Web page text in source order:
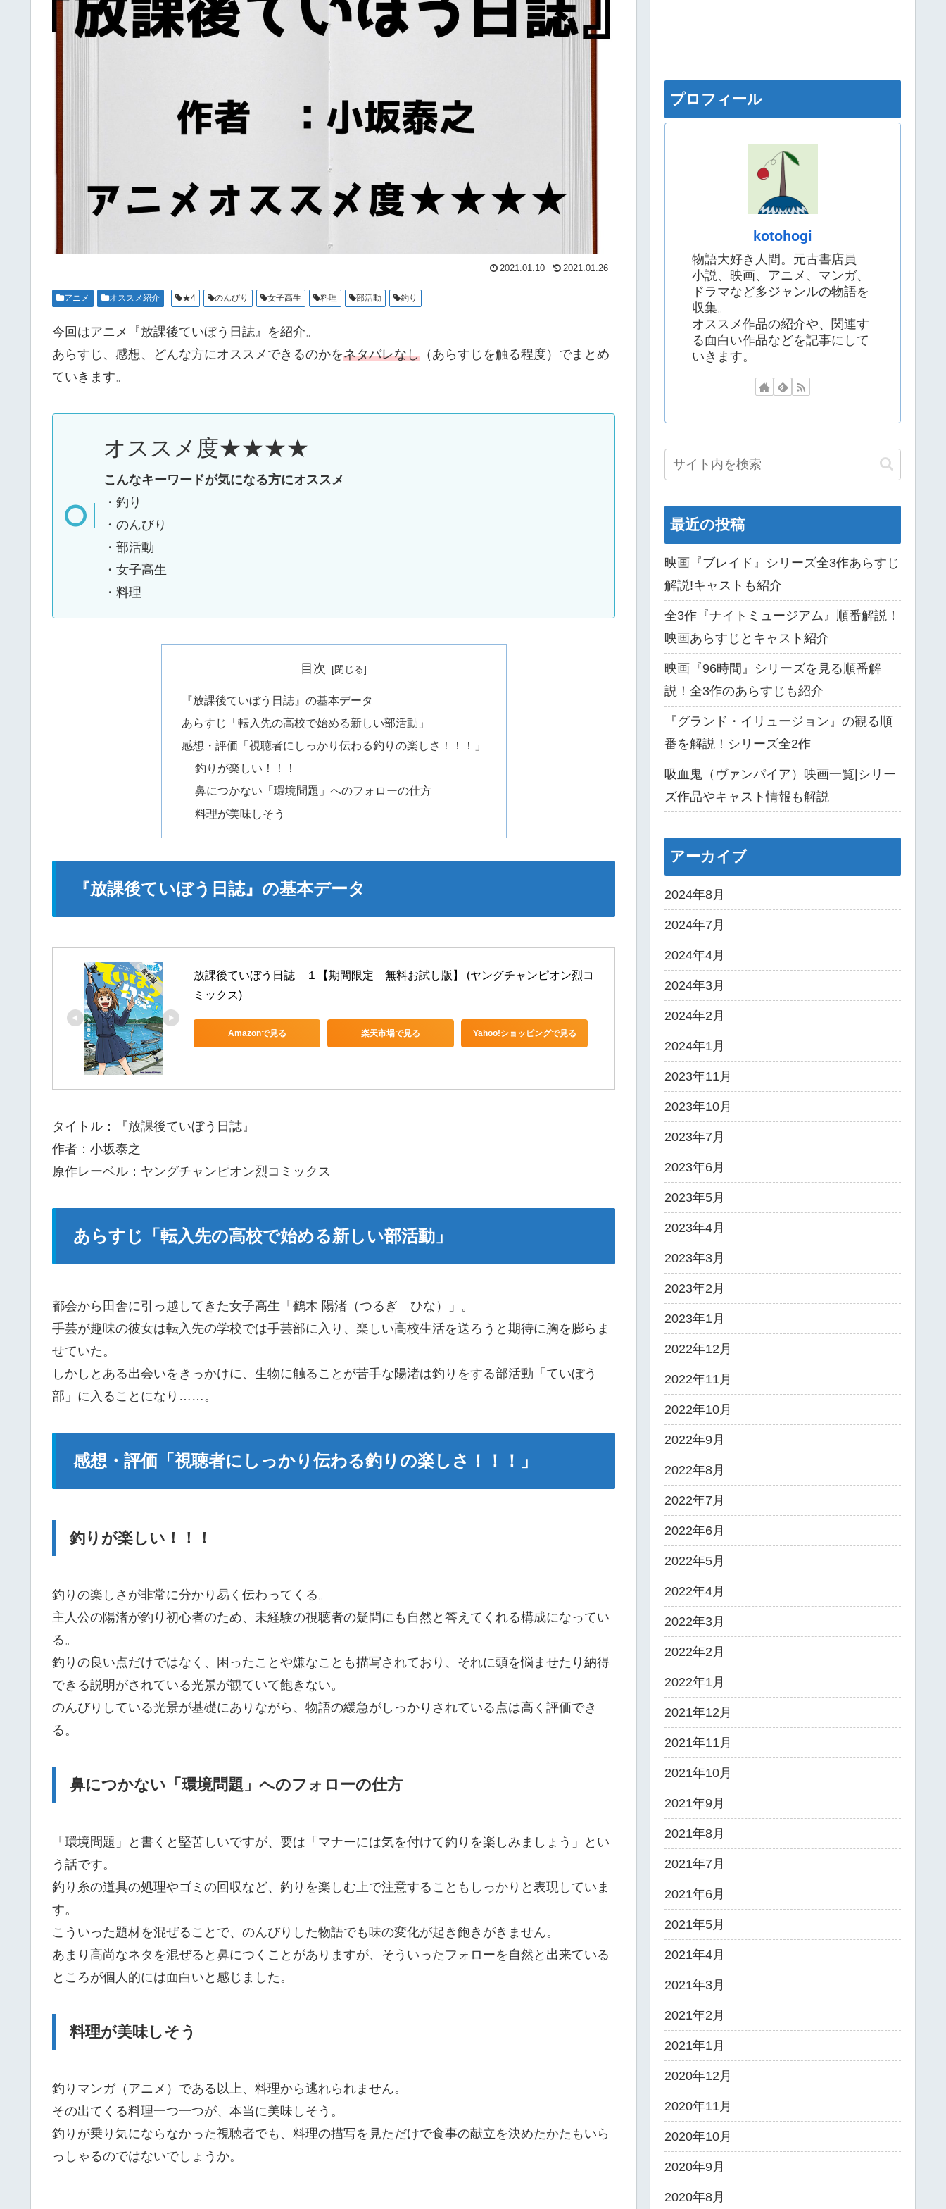
2021.01.10 2021.01.26
アニメ オススメ紹介 ★4 のんびり 女子高生 料理 部活動 釣り
今回はアニメ『放課後ていぼう日誌』を紹介。
あらすじ、感想、どんな方にオススメできるのかをネタバレなし （あらすじを触る程度）でまとめ
ていきます。
オススメ度★★★★
こんなキーワードが気になる方にオススメ
・釣り
・のんびり
・部活動
・女子高生
・料理
目次
『放課後ていぼう日誌』の基本データ
あらすじ「転入先の高校で始める新しい部活動」
感想・評価「視聴者にしっかり伝わる釣りの楽しさ！！！」
釣りが楽しい！！！
鼻につかない「環境問題」へのフォローの仕方
料理が美味しそう
『放課後ていぼう日誌』の基本データ
放課後ていぼう日誌　１【期間限定　無料お試し版】 (ヤングチャンピオン烈コ
ミックス)
Amazonで見る 楽天市場で見る Yahoo!ショッピングで見る
タイトル：『放課後ていぼう日誌』
作者：小坂泰之
原作レーベル：ヤングチャンピオン烈コミックス
あらすじ「転入先の高校で始める新しい部活動」
都会から田舎に引っ越してきた女子高生「鶴木 陽渚（つるぎ ひな）」。
手芸が趣味の彼女は転入先の学校では手芸部に入り、楽しい高校生活を送ろうと期待に胸を膨らま
せていた。
しかしとある出会いをきっかけに、生物に触ることが苦手な陽渚は釣りをする部活動「ていぼう
部」に入ることになり……。
感想・評価「視聴者にしっかり伝わる釣りの楽しさ！！！」
釣りが楽しい！！！
釣りの楽しさが非常に分かり易く伝わってくる。
主人公の陽渚が釣り初心者のため、未経験の視聴者の疑問にも自然と答えてくれる構成になってい
る。
釣りの良い点だけではなく、困ったことや嫌なことも描写されており、それに頭を悩ませたり納得
できる説明がされている光景が観ていて飽きない。
のんびりしている光景が基礎にありながら、物語の緩急がしっかりされている点は高く評価でき
る。
鼻につかない「環境問題」へのフォローの仕方
「環境問題」と書くと堅苦しいですが、要は「マナーには気を付けて釣りを楽しみましょう」とい
う話です。
釣り糸の道具の処理やゴミの回収など、釣りを楽しむ上で注意することもしっかりと表現していま
す。
こういった題材を混ぜることで、のんびりした物語でも味の変化が起き飽きがきません。
あまり高尚なネタを混ぜると鼻につくことがありますが、そういったフォローを自然と出来ている
ところが個人的には面白いと感じました。
料理が美味しそう
釣りマンガ（アニメ）である以上、料理から逃れられません。
その出てくる料理一つ一つが、本当に美味しそう。
釣りが乗り気にならなかった視聴者でも、料理の描写を見ただけで食事の献立を決めたかたもいら
っしゃるのではないでしょうか。
プロフィール
kotohogi
物語大好き人間。元古書店員
小説、映画、アニメ、マンガ、
ドラマなど多ジャンルの物語を
収集。
オススメ作品の紹介や、関連す
る面白い作品などを記事にして
いきます。
最近の投稿
映画『ブレイド』シリーズ全3作あらすじ
解説!キャストも紹介
全3作『ナイトミュージアム』順番解説！
映画あらすじとキャスト紹介
映画『96時間』シリーズを見る順番解
説！全3作のあらすじも紹介
『グランド・イリュージョン』の観る順
番を解説！シリーズ全2作
吸血鬼（ヴァンパイア）映画一覧|シリー
ズ作品やキャスト情報も解説
アーカイブ
2024年8月
2024年7月
2024年4月
2024年3月
2024年2月
2024年1月
2023年11月
2023年10月
2023年7月
2023年6月
2023年5月
2023年4月
2023年3月
2023年2月
2023年1月
2022年12月
2022年11月
2022年10月
2022年9月
2022年8月
2022年7月
2022年6月
2022年5月
2022年4月
2022年3月
2022年2月
2022年1月
2021年12月
2021年11月
2021年10月
2021年9月
2021年8月
2021年7月
2021年6月
2021年5月
2021年4月
2021年3月
2021年2月
2021年1月
2020年12月
2020年11月
2020年10月
2020年9月
2020年8月